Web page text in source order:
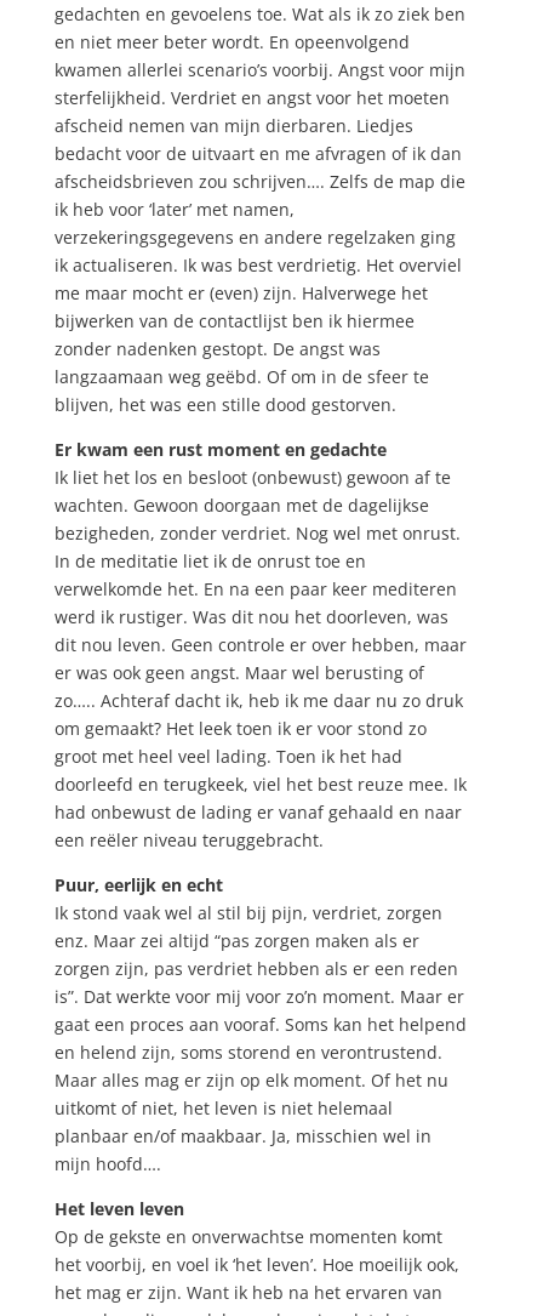
gedachten en gevoelens toe. Wat als ik zo ziek ben
en niet meer beter wordt. En opeenvolgend
kwamen allerlei scenario’s voorbij. Angst voor mijn
sterfelijkheid. Verdriet en angst voor het moeten
afscheid nemen van mijn dierbaren. Liedjes
bedacht voor de uitvaart en me afvragen of ik dan
afscheidsbrieven zou schrijven…. Zelfs de map die
ik heb voor ‘later’ met namen,
verzekeringsgegevens en andere regelzaken ging
ik actualiseren. Ik was best verdrietig. Het overviel
me maar mocht er (even) zijn. Halverwege het
bijwerken van de contactlijst ben ik hiermee
zonder nadenken gestopt. De angst was
langzaamaan weg geëbd. Of om in de sfeer te
blijven, het was een stille dood gestorven.
Er kwam een rust moment en gedachte
Ik liet het los en besloot (onbewust) gewoon af te
wachten. Gewoon doorgaan met de dagelijkse
bezigheden, zonder verdriet. Nog wel met onrust.
In de meditatie liet ik de onrust toe en
verwelkomde het. En na een paar keer mediteren
werd ik rustiger. Was dit nou het doorleven, was
dit nou leven. Geen controle er over hebben, maar
er was ook geen angst. Maar wel berusting of
zo….. Achteraf dacht ik, heb ik me daar nu zo druk
om gemaakt? Het leek toen ik er voor stond zo
groot met heel veel lading. Toen ik het had
doorleefd en terugkeek, viel het best reuze mee. Ik
had onbewust de lading er vanaf gehaald en naar
een reëler niveau teruggebracht.
Puur, eerlijk en echt
Ik stond vaak wel al stil bij pijn, verdriet, zorgen
enz. Maar zei altijd “pas zorgen maken als er
zorgen zijn, pas verdriet hebben als er een reden
is”. Dat werkte voor mij voor zo’n moment. Maar er
gaat een proces aan vooraf. Soms kan het helpend
en helend zijn, soms storend en verontrustend.
Maar alles mag er zijn op elk moment. Of het nu
uitkomt of niet, het leven is niet helemaal
planbaar en/of maakbaar. Ja, misschien wel in
mijn hoofd….
Het leven leven
Op de gekste en onverwachtse momenten komt
het voorbij, en voel ik ‘het leven’. Hoe moeilijk ook,
het mag er zijn. Want ik heb na het ervaren van